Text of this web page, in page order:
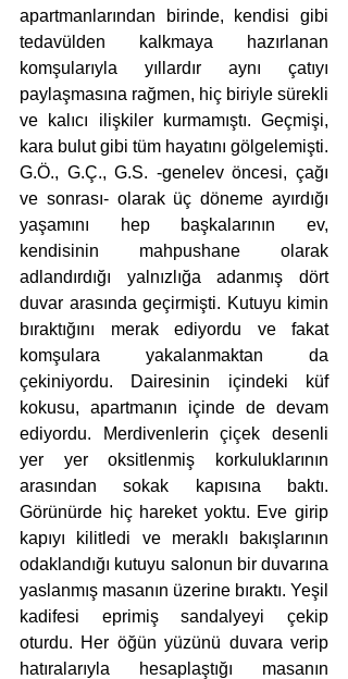
apartmanlarından birinde, kendisi gibi
tedavülden kalkmaya hazırlanan
komşularıyla yıllardır aynı çatıyı
paylaşmasına rağmen, hiç biriyle sürekli
ve kalıcı ilişkiler kurmamıştı. Geçmişi,
kara bulut gibi tüm hayatını gölgelemişti.
G.Ö., G.Ç., G.S. -genelev öncesi, çağı
ve sonrası- olarak üç döneme ayırdığı
yaşamını hep başkalarının ev,
kendisinin mahpushane olarak
adlandırdığı yalnızlığa adanmış dört
duvar arasında geçirmişti. Kutuyu kimin
bıraktığını merak ediyordu ve fakat
komşulara yakalanmaktan da
çekiniyordu. Dairesinin içindeki küf
kokusu, apartmanın içinde de devam
ediyordu. Merdivenlerin çiçek desenli
yer yer oksitlenmiş korkuluklarının
arasından sokak kapısına baktı.
Görünürde hiç hareket yoktu. Eve girip
kapıyı kilitledi ve meraklı bakışlarının
odaklandığı kutuyu salonun bir duvarına
yaslanmış masanın üzerine bıraktı. Yeşil
kadifesi eprimiş sandalyeyi çekip
oturdu. Her öğün yüzünü duvara verip
hatıralarıyla hesaplaştığı masanın